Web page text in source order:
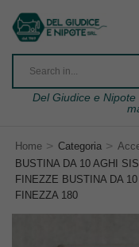
Del Giudice e
Home > Categoria >
BUSTINA DA 10 AGHI
FINEZZE BUSTINA DA
FINEZZA 180